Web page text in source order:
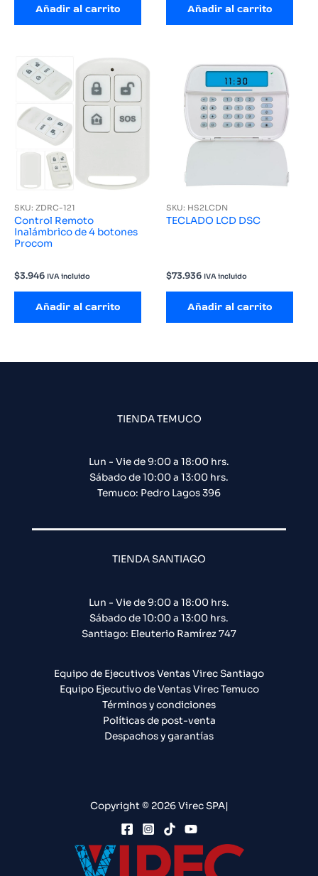
Añadir al carrito Añadir al carrito
SKU: ZDRC-121
Control Remoto
Inalámbrico de 4 botones
Procom
$3.946 IVA incluido
Añadir al carrito
SKU: HS2LCDN
TECLADO LCD DSC
$73.936 IVA incluido
Añadir al carrito
TIENDA TEMUCO
Lun - Vie de 9:00 a 18:00 hrs.
Sábado de 10:00 a 13:00 hrs.
Temuco: Pedro Lagos 396
TIENDA SANTIAGO
Lun - Vie de 9:00 a 18:00 hrs.
Sábado de 10:00 a 13:00 hrs.
Santiago: Eleuterio Ramírez 747​
Equipo de Ejecutivos Ventas Virec Santiago
Equipo Ejecutivo de Ventas Virec Temuco
Términos y condiciones
Políticas de post-venta
Despachos y garantías
Copyright © 2026 Virec SPA|